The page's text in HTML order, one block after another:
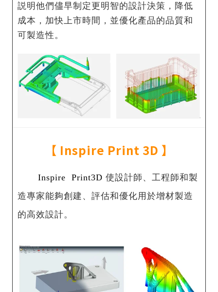
説明他們儘早制定更明智的設計決策，降低
成本，加快上市時間，並優化產品的品質和
可製造性。
【 Inspire Print 3D 】
Inspire Print3D 使設計師、工程師和製
造專家能夠創建、評估和優化用於增材製造
的高效設計。